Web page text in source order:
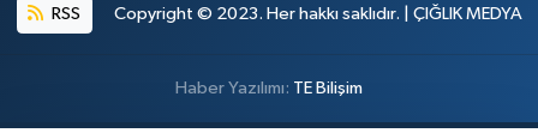
RSS Copyright © 2023. Her hakkı saklıdır. | ÇIĞLIK MEDYA
Haber Yazılımı: TE Bilişim